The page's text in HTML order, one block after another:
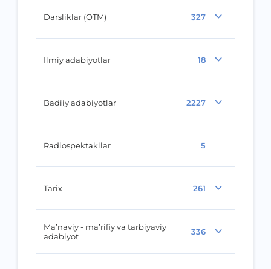
Darsliklar (OTM) 327
Ilmiy adabiyotlar 18
Badiiy adabiyotlar 2227
Radiospektakllar 5
Tarix 261
Ma’naviy - ma’rifiy va tarbiyaviy
adabiyot
336